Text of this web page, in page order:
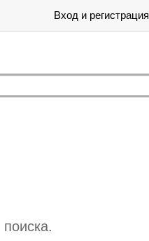
Вход и регистрация